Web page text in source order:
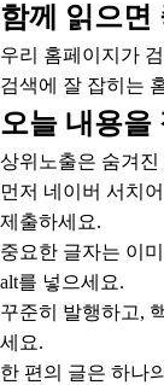
함께 읽으면
우리 홈페이지가
검색에 잘 잡히는
오늘 내용을
상위노출은 숨겨
먼저 네이버 서치
제출하세요.
중요한 글자는 이
alt를 넣으세요.
꾸준히 발행하고,
세요.
한 편의 글은 하나